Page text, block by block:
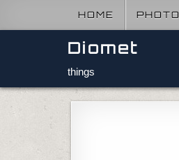
HOME PHOTO
Diomet
things